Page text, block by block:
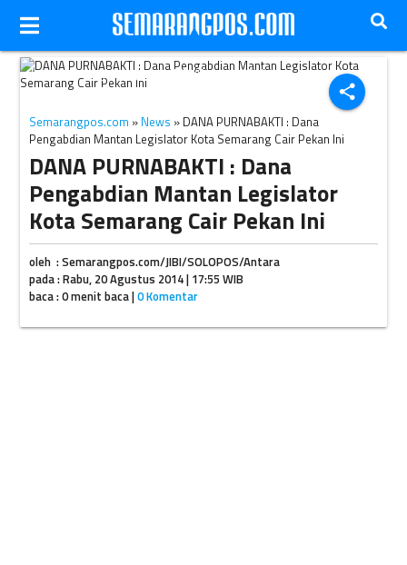
share
Ilustrasi menghitung uang. (JIBI/Solopos/Dok.)
Semarangpos.com » News » DANA PURNABAKTI : Dana
Pengabdian Mantan Legislator Kota Semarang Cair Pekan Ini
DANA PURNABAKTI : Dana
Pengabdian Mantan Legislator
Kota Semarang Cair Pekan Ini
oleh : Semarangpos.com/JIBI/SOLOPOS/Antara
pada : Rabu, 20 Agustus 2014 | 17:55 WIB
baca : 0 menit baca |0 Komentar